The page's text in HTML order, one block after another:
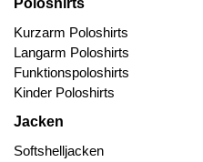
Poloshirts
Kurzarm Poloshirts
Langarm Poloshirts
Funktionspoloshirts
Kinder Poloshirts
Jacken
Softshelljacken